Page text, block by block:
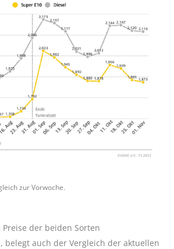
zur Vorwoche.
der beiden Sorten
belegt auch der Vergleich der aktuellen